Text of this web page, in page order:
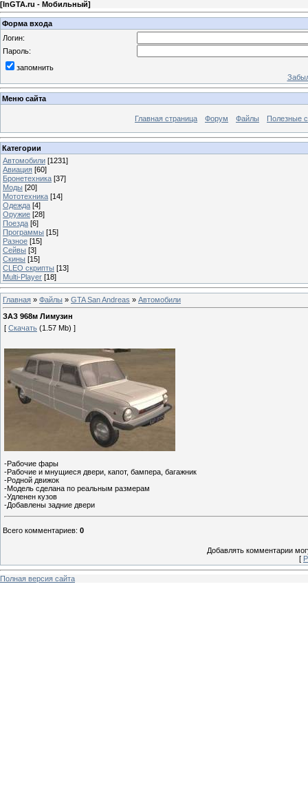
[InGTA.ru - Мобильный]
Форма входа
Логин:
Пароль:
запомнить
Меню сайта
Главная страница Форум Файлы Полезные
Категории
Автомобили [1231]
Авиация [60]
Бронетехника [37]
Моды [20]
Мототехника [14]
Одежда [4]
Оружие [28]
Поезда [6]
Программы [15]
Разное [15]
Сейвы [3]
Скины [15]
CLEO скрипты [13]
Multi-Player [18]
Главная » Файлы » GTA San Andreas » Автомобили
ЗАЗ 968м Лимузин
[ Скачать (1.57 Mb) ]
-Рабочие фары
-Рабочие и мнущиеся двери, капот, бампера, багажник
-Родной движок
-Модель сделана по реальным размерам
-Удленен кузов
-Добавлены задние двери
Всего комментариев: 0
Добавлять комментарии
[
Полная версия сайта